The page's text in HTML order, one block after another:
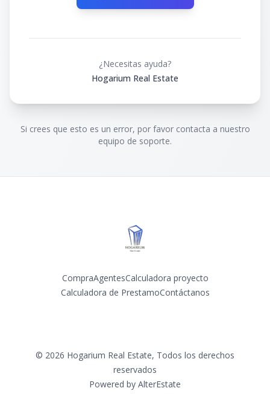
¿Necesitas ayuda?
Hogarium Real Estate
Si crees que esto es un error, por favor contacta a nuestro
equipo de soporte.
CompraAgentesCalculadora proyecto
Calculadora de PrestamoContáctanos
© 2026 Hogarium Real Estate, Todos los derechos
reservados
Powered by AlterEstate